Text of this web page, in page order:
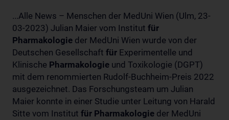
...Alle News – Menschen der MedUni Wien (Ulm, 23-
03-2023) Julian Maier vom Institut für
Pharmakologie der MedUni Wien wurde von der
Deutschen Gesellschaft für Experimentelle und
Klinische Pharmakologie und Toxikologie (DGPT)
mit dem renommierten Rudolf-Buchheim-Preis 2022
ausgezeichnet. Das Forschungsteam um Julian
Maier konnte in einer Studie unter Leitung von Harald
Sitte vom Institut für Pharmakologie der MedUni